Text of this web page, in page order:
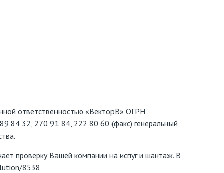
ответственностью «ВекторВ» ОГРН
84 32, 270 91 84, 222 80 60 (факс) генеральный
проверку Вашей компании на испуг и шантаж. В
8538